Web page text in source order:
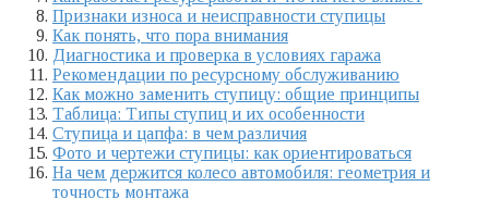
Признаки износа и неисправности ступицы
Как понять, что пора внимания
Диагностика и проверка в условиях гаража
Рекомендации по ресурсному обслуживанию
Как можно заменить ступицу: общие принципы
Таблица: Типы ступиц и их особенности
Ступица и цапфа: в чем различия
Фото и чертежи ступицы: как ориентироваться
На чем держится колесо автомобиля: геометрия и
точность монтажа